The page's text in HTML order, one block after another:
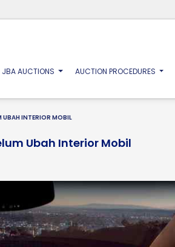
JBA AUCTIONS AUCTION PROCEDURES
UBAH INTERIOR MOBIL
Ubah Interior Mobil